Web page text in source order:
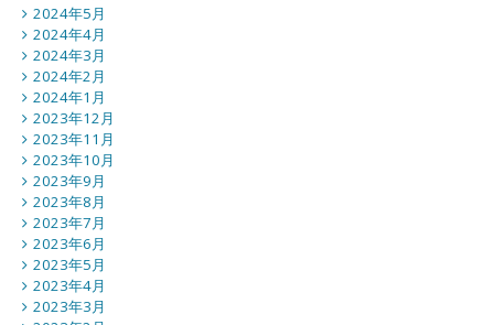
2024年5月
2024年4月
2024年3月
2024年2月
2024年1月
2023年12月
2023年11月
2023年10月
2023年9月
2023年8月
2023年7月
2023年6月
2023年5月
2023年4月
2023年3月